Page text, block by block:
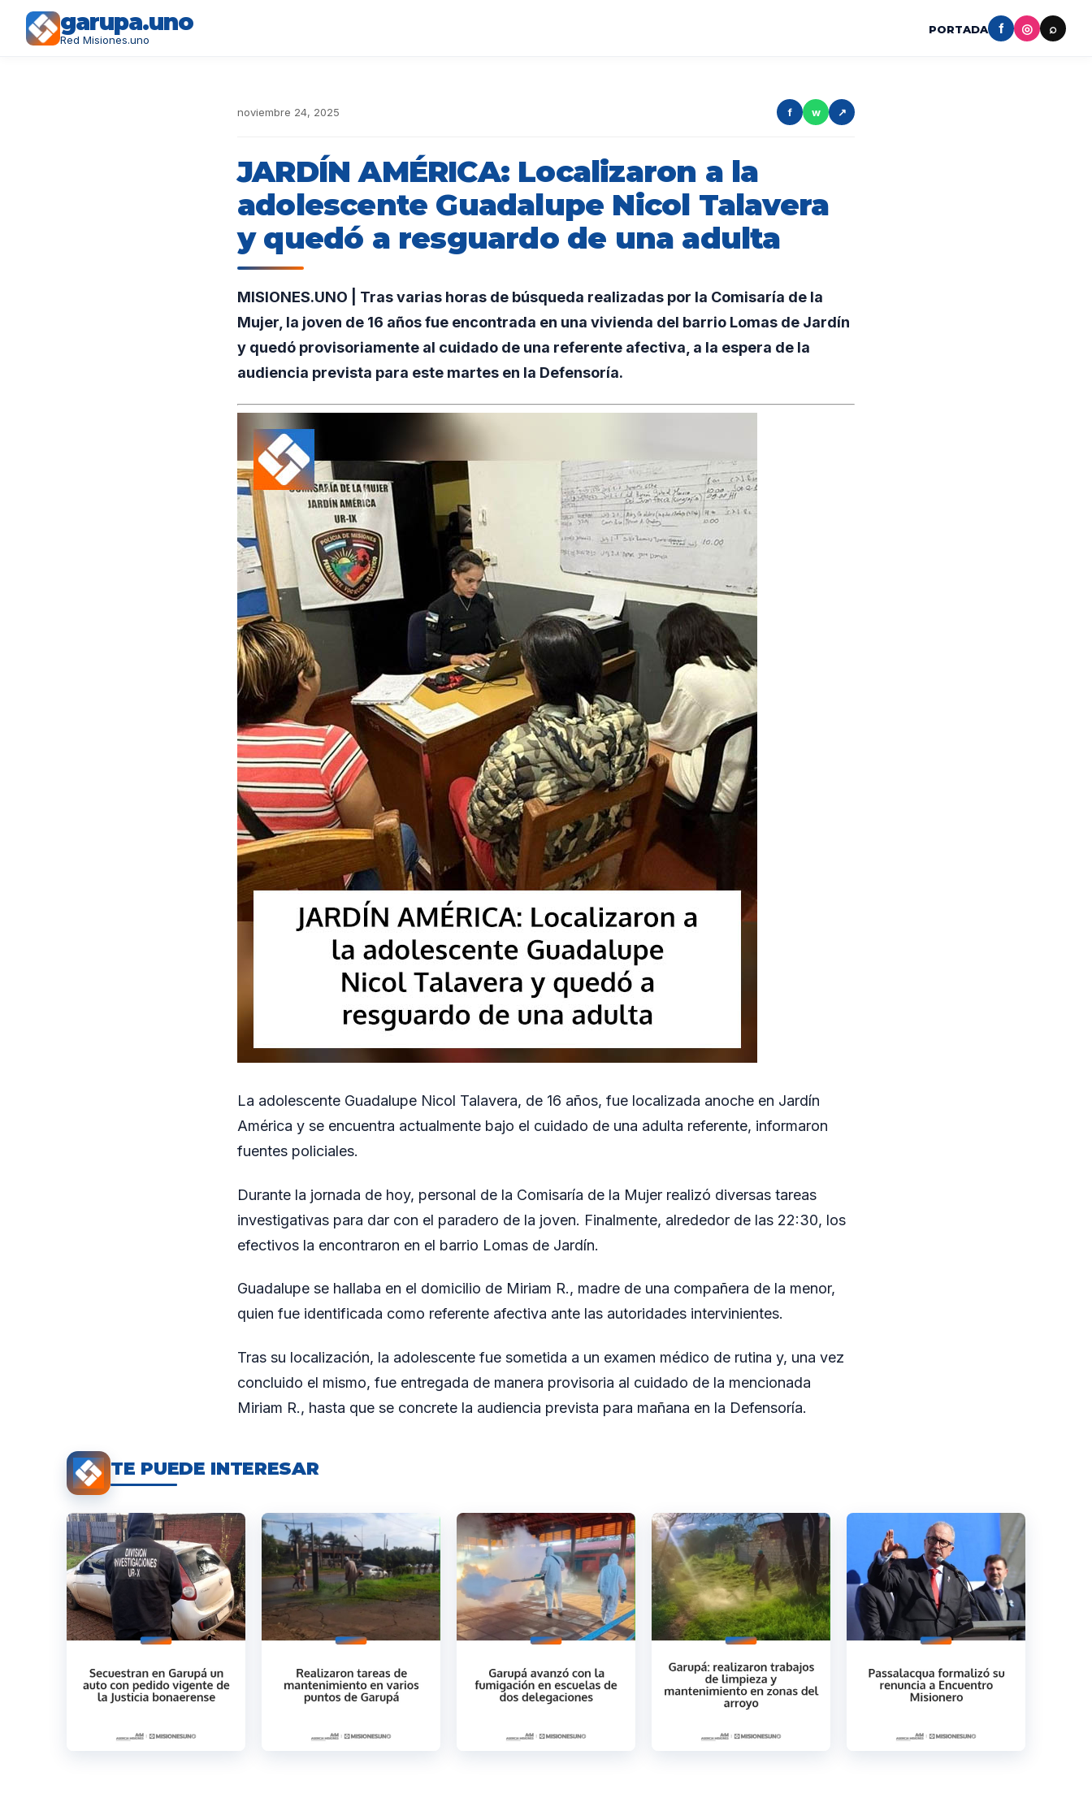
garupa.uno
Red Misiones.uno
PORTADA f ◎ ⌕
noviembre 24, 2025 f w ↗
JARDÍN AMÉRICA: Localizaron a la
adolescente Guadalupe Nicol Talavera
y quedó a resguardo de una adulta
MISIONES.UNO | Tras varias horas de búsqueda realizadas por la Comisaría de la
Mujer, la joven de 16 años fue encontrada en una vivienda del barrio Lomas de Jardín
y quedó provisoriamente al cuidado de una referente afectiva, a la espera de la
audiencia prevista para este martes en la Defensoría.
La adolescente Guadalupe Nicol Talavera, de 16 años, fue localizada anoche en Jardín
América y se encuentra actualmente bajo el cuidado de una adulta referente, informaron
fuentes policiales.
Durante la jornada de hoy, personal de la Comisaría de la Mujer realizó diversas tareas
investigativas para dar con el paradero de la joven. Finalmente, alrededor de las 22:30, los
efectivos la encontraron en el barrio Lomas de Jardín.
Guadalupe se hallaba en el domicilio de Miriam R., madre de una compañera de la menor,
quien fue identificada como referente afectiva ante las autoridades intervinientes.
Tras su localización, la adolescente fue sometida a un examen médico de rutina y, una vez
concluido el mismo, fue entregada de manera provisoria al cuidado de la mencionada
Miriam R., hasta que se concrete la audiencia prevista para mañana en la Defensoría.
TE PUEDE INTERESAR